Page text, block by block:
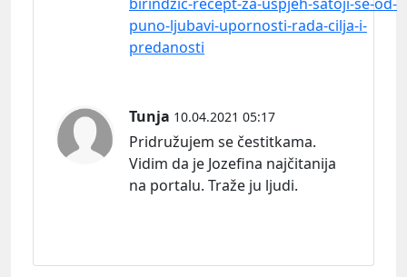
puno-ljubavi-upornosti-rada-cilja-i-
predanosti
Tunja 10.04.2021 05:17
Pridružujem se čestitkama.
Vidim da je Jozefina najčitanija
na portalu. Traže ju ljudi.